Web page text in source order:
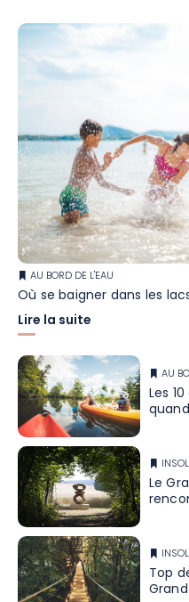
AU BORD DE L'EAU
Où se baigner dans les
Lire la suite
AU
Les
Le
Top